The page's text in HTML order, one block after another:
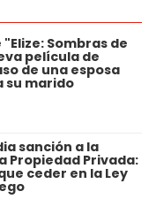
Sombras de
película de
de una esposa
su marido
sanción a la
Propiedad Privada:
ceder en la Ley